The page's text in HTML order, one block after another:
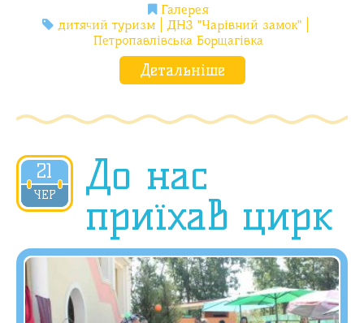
Галерея
дитячий туризм
ДНЗ "Чарівний замок"
Петропавлівська Борщагівка
Детальніше
21
ЧЕР
2019
До нас
приїхав цирк